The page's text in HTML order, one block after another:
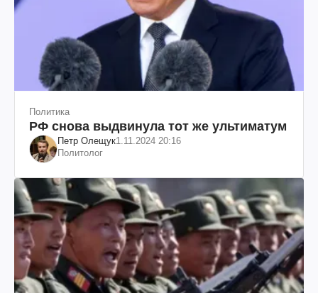
Политика
РФ снова выдвинула тот же ультиматум
Петр Олещук1.11.2024 20:16
Политолог